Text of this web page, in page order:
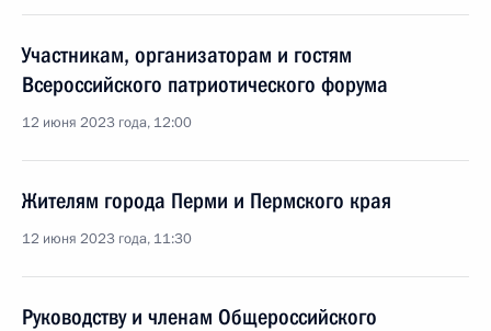
Участникам, организаторам и гостям
Всероссийского патриотического форума
12 июня 2023 года, 12:00
Жителям города Перми и Пермского края
12 июня 2023 года, 11:30
Руководству и членам Общероссийского